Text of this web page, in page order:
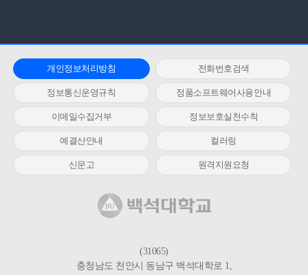
개인정보처리방침 전화번호검색
정보통신운영규칙 정품소프트웨어사용안내
이메일수집거부 정보보호실천수칙
예결산안내 컬러링
신문고 원격지원요청
(31065)
충청남도 천안시 동남구 백석대학로 1,